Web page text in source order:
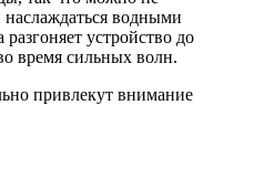
наслаждаться водными
устройство до
время сильных волн.
привлекут внимание